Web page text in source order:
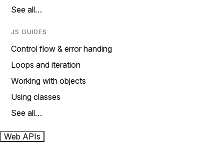
See all…
JS GUIDES
Control flow & error handing
Loops and iteration
Working with objects
Using classes
See all…
Web APIs